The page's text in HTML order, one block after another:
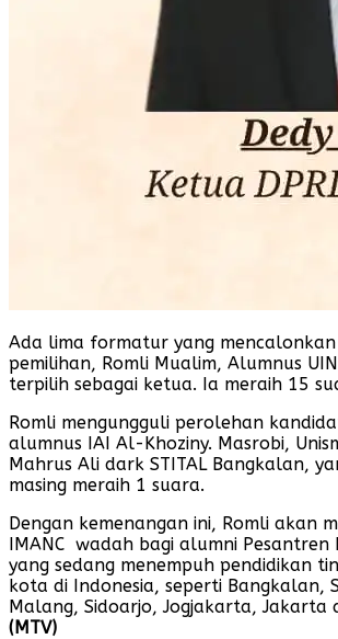
Ada lima formatur yang
pemilihan, Romli Mualim, Alumnus
terpilih sebagai ketua. Ia meraih 15
Romli mengungguli perolehan
alumnus IAI Al-Khoziny. Masrobi,
Mahrus Ali dark STITAL Bangkalan,
masing meraih 1 suara.
Dengan kemenangan ini, Romli akan
IMANC wadah bagi alumni Pesantren
yang sedang menempuh pendidikan
kota di Indonesia, seperti Bangkalan,
Malang, Sidoarjo, Jogjakarta, Jakarta
(MTV)